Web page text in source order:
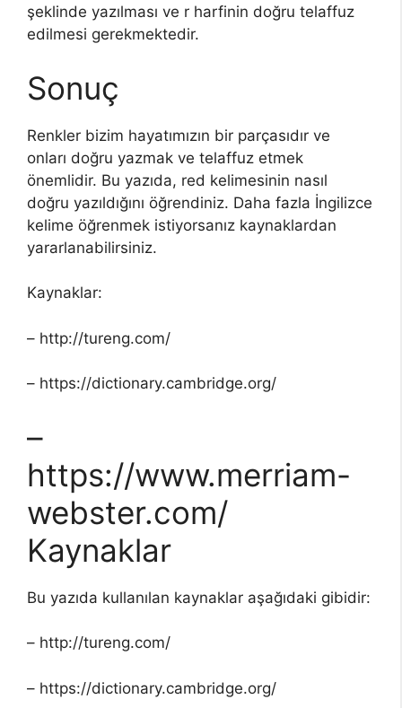
şeklinde yazılması ve r harfinin doğru telaffuz
edilmesi gerekmektedir.
Sonuç
Renkler bizim hayatımızın bir parçasıdır ve
onları doğru yazmak ve telaffuz etmek
önemlidir. Bu yazıda, red kelimesinin nasıl
doğru yazıldığını öğrendiniz. Daha fazla İngilizce
kelime öğrenmek istiyorsanız kaynaklardan
yararlanabilirsiniz.
Kaynaklar:
– http://tureng.com/
– https://dictionary.cambridge.org/
–
https://www.merriam-
webster.com/
Kaynaklar
Bu yazıda kullanılan kaynaklar aşağıdaki gibidir:
– http://tureng.com/
– https://dictionary.cambridge.org/